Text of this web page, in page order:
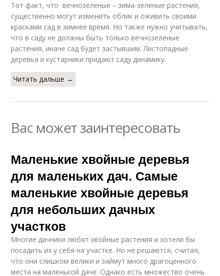
Тот факт, что вечнозеленые – зима-зеленые растения,
существенно могут изменить облик и оживить своими
красками сад в зимнее время. Но также нужно учитывать,
что в саду не должны быть только вечнозеленые
растения, иначе сад будет застывшим. Листопадные
деревья и кустарники придают саду динамику.
Читать дальше →
Вас может заинтересовать
Маленькие хвойные деревья
для маленьких дач. Самые
маленькие хвойные деревья
для небольших дачных
участков
Многие дачники любят хвойные растения и хотели бы
посадить их у себя на участке. Но не решаются, считая,
что они слишком велики и займут много драгоценного
места на маленькой даче. Однако есть множество очень